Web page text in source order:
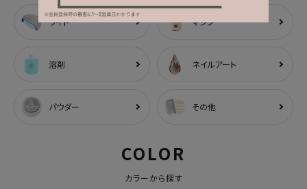
ライト マシン
溶剤 ネイルアート
パウダー その他
COLOR
カラーから探す